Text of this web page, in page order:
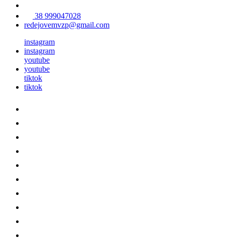
38 999047028
redejovemvzp@gmail.com
instagram
instagram
youtube
youtube
tiktok
tiktok